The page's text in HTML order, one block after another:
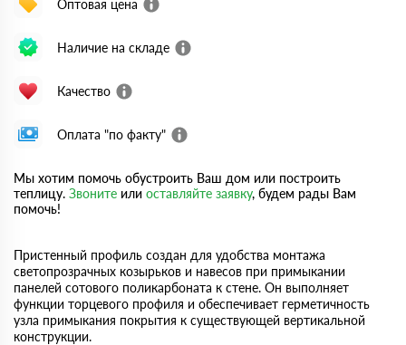
Оптовая цена
Наличие на складе
Качество
Оплата "по факту"
Мы хотим помочь обустроить Ваш дом или построить
теплицу. Звоните или оставляйте заявку, будем рады Вам
помочь!
Пристенный профиль создан для удобства монтажа
светопрозрачных козырьков и навесов при примыкании
панелей сотового поликарбоната к стене. Он выполняет
функции торцевого профиля и обеспечивает герметичность
узла примыкания покрытия к существующей вертикальной
конструкции.